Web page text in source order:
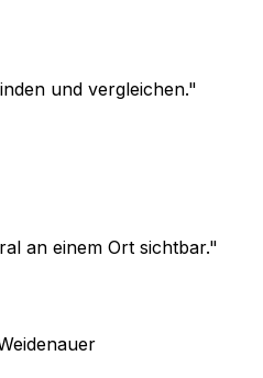
und vergleichen."
an einem Ort sichtbar."